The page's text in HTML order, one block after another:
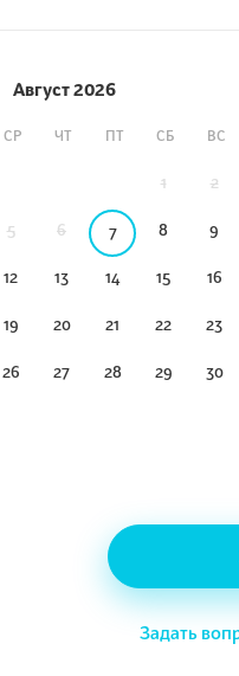
Август2026
СР ЧТ ПТ СБ ВС
1 2
5 6 7 8 9
12 13 14 15 16
19 20 21 22 23
26 27 28 29 30
Задать